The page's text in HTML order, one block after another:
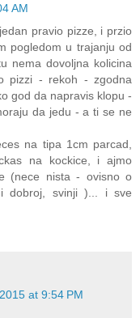
AM
pravio pizze, i przio
pogledom u trajanju od
nema dovoljna kolicina
pizzi - rekoh - zgodna
god da napravis klopu -
da jedu - a ti se ne
na tipa 1cm parcad,
na kockice, i ajmo
(nece nista - ovisno o
dobroj, svinji )... i sve
at 9:54 PM